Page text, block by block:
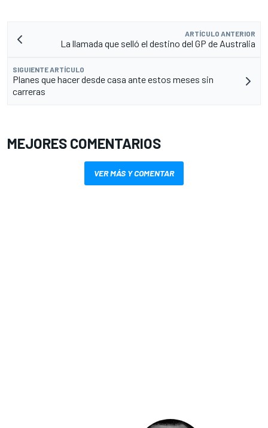
ARTÍCULO ANTERIOR
La llamada que selló el destino del GP de Australia
SIGUIENTE ARTÍCULO
Planes que hacer desde casa ante estos meses sin
carreras
MEJORES COMENTARIOS
VER MÁS Y COMENTAR